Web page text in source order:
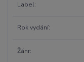
Label
Rok vydání
Žánr